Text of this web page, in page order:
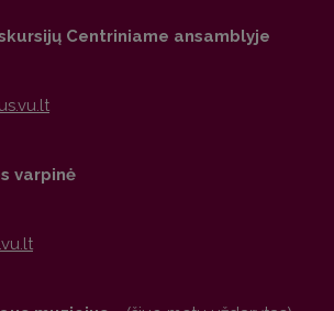
Centriniame ansamblyje
varpinė